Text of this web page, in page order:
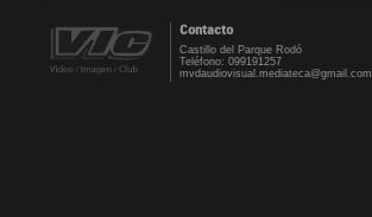
Contacto
Castillo del Parque Rodó
Teléfono: 099191257
mvdaudiovisual.mediateca@gmail.com